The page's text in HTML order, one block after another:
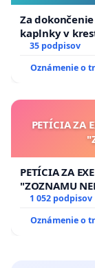
Za
kaplnky v
35 podpisov
Oznámenie o
PETÍCIA ZA
PETÍCIA ZA
"ZOZNAMU
1 052 podpisov
Oznámenie o